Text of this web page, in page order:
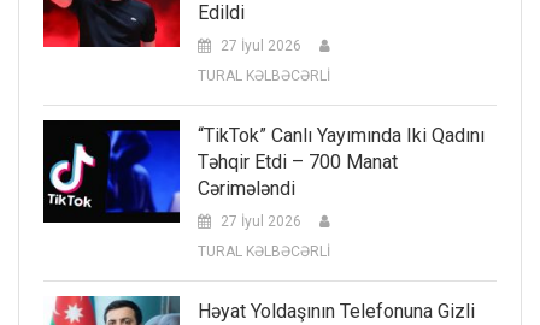
Edildi
27 İyul 2026
TURAL KƏLBƏCƏRLİ
“TikTok” Canlı Yayımında Iki Qadını
Təhqir Etdi – 700 Manat
Cərimələndi
27 İyul 2026
TURAL KƏLBƏCƏRLİ
Həyat Yoldaşının Telefonuna Gizli